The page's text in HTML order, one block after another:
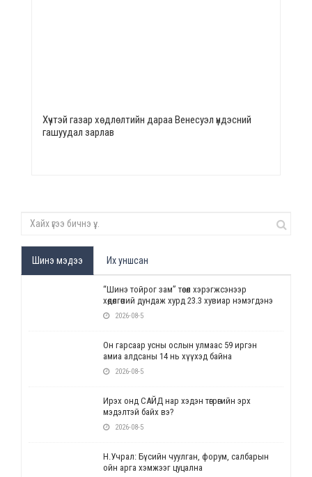
Хүчтэй газар хөдлөлтийн дараа Венесуэл үндэсний
гашуудал зарлав
Шинэ мэдээ Их уншсан
“Шинэ тойрог зам” төсөл хэрэгжсэнээр
хөдөлгөөний дундаж хурд 23.3 хувиар нэмэгдэнэ
2026-08-5
Он гарсаар усны ослын улмаас 59 иргэн
амиа алдсаны 14 нь хүүхэд байна
2026-08-5
Ирэх онд САЙД нар хэдэн төгрөгийн эрх
мэдэлтэй байх вэ?
2026-08-5
Н.Учрал: Бүсийн чуулган, форум, салбарын
ойн арга хэмжээг цуцална